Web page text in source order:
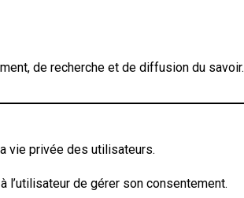
de recherche et de diffusion du savoir.
vie privée des utilisateurs.
l’utilisateur de gérer son consentement.